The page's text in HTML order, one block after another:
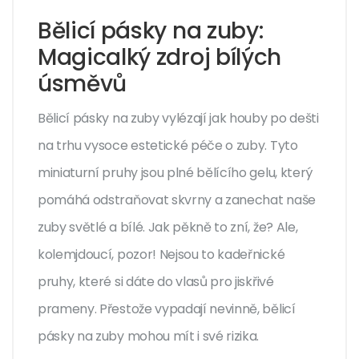
Bělicí pásky na zuby:
Magicalký zdroj bílých
úsměvů
Bělicí pásky na zuby vylézají jak houby po dešti
na trhu vysoce estetické péče o zuby. Tyto
miniaturní pruhy jsou plné bělícího gelu, který
pomáhá odstraňovat skvrny a zanechat naše
zuby světlé a bílé. Jak pěkně to zní, že? Ale,
kolemjdoucí, pozor! Nejsou to kadeřnické
pruhy, které si dáte do vlasů pro jiskřivé
prameny. Přestože vypadají nevinně, bělicí
pásky na zuby mohou mít i své rizika.